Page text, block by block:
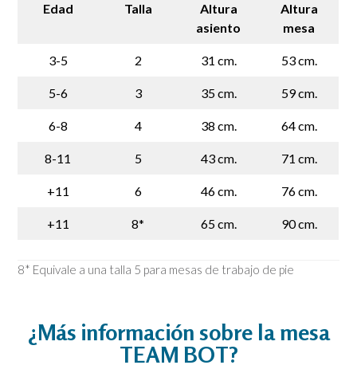
Edad Talla
Altura
asiento
Altura
mesa
3-5 2 31 cm. 53 cm.
5-6 3 35 cm. 59 cm.
6-8 4 38 cm. 64 cm.
8-11 5 43 cm. 71 cm.
+11 6 46 cm. 76 cm.
+11 8* 65 cm. 90 cm.
8* Equivale a una talla 5 para mesas de trabajo de pie
¿Más información sobre la mesa
TEAM BOT?